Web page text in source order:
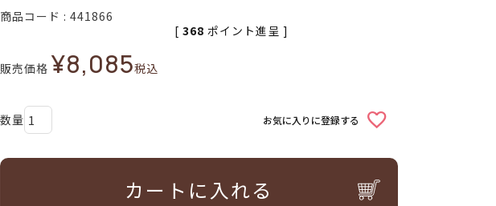
商品コード 441866
販売価格 ¥8,085税込
[ 368 ポイント進呈 ]
お気に入りに登録する
カートに入れる